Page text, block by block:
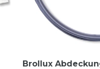
Brollux